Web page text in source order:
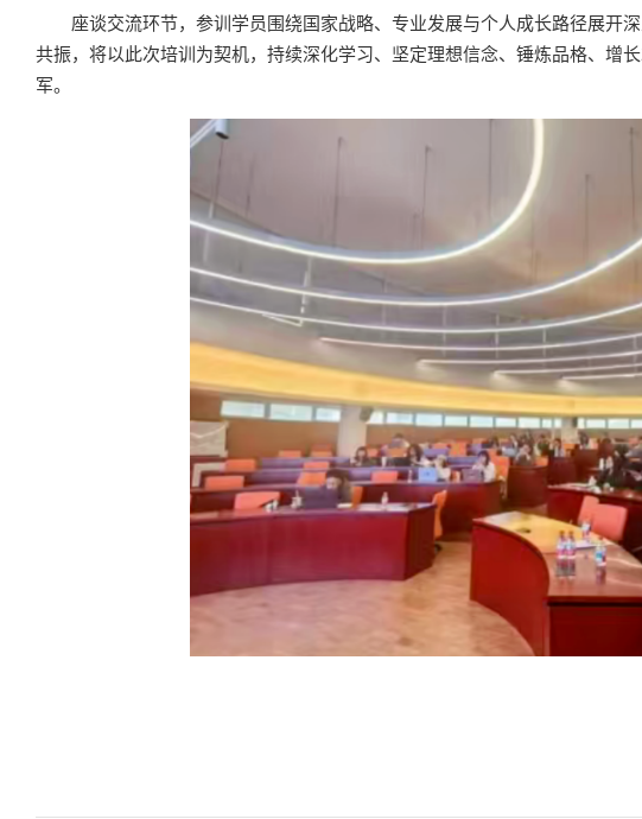
座谈交流环节，参训学员围绕国家战略、专业发展与个人成长路径展开
共振，将以此次培训为契机，持续深化学习、坚定理想信念、锤炼品格、增
军。